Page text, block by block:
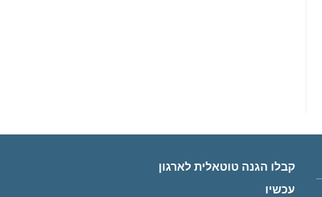
קבלו הגנה טוטאלית לארגון
עכשיו